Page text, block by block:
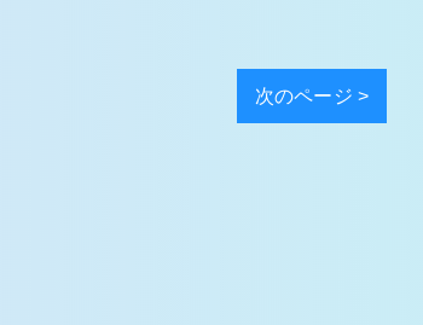
次のページ >